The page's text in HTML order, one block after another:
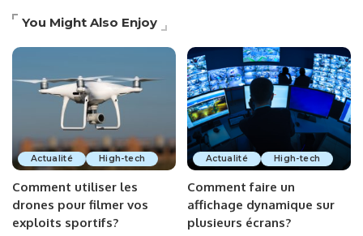
You Might Also Enjoy
Actualité High-tech
Comment utiliser les
drones pour filmer vos
exploits sportifs?
Actualité High-tech
Comment faire un
affichage dynamique sur
plusieurs écrans?